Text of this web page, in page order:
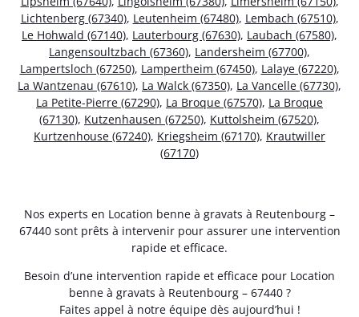
Lichtenberg (67340), Leutenheim (67480), Lembach (67510),
Le Hohwald (67140), Lauterbourg (67630), Laubach (67580),
Langensoultzbach (67360), Landersheim (67700),
Lampertsloch (67250), Lampertheim (67450), Lalaye (67220),
La Wantzenau (67610), La Walck (67350), La Vancelle (67730),
La Petite-Pierre (67290), La Broque (67570), La Broque
(67130), Kutzenhausen (67250), Kuttolsheim (67520),
Kurtzenhouse (67240), Kriegsheim (67170), Krautwiller
(67170)
Nos experts en Location benne à gravats à Reutenbourg –
67440 sont prêts à intervenir pour assurer une intervention
rapide et efficace.
Besoin d’une intervention rapide et efficace pour Location
benne à gravats à Reutenbourg – 67440 ?
Faites appel à notre équipe dès aujourd’hui !